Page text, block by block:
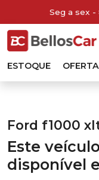
Seg a sex -
ESTOQUE
Ford f1000
Este
disponível